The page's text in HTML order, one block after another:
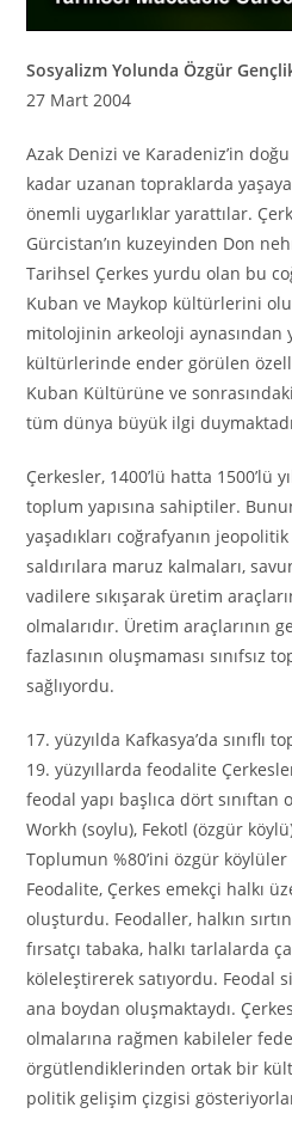
Sosyalizm Yolunda Özgür
27 Mart 2004
Azak Denizi ve Karadeniz’in
kadar uzanan topraklarda
önemli uygarlıklar yarattılar.
Gürcistan’ın kuzeyinden Don
Tarihsel Çerkes yurdu olan bu
Kuban ve Maykop kültürlerini
mitolojinin arkeoloji aynasından
kültürlerinde ender görülen
Kuban Kültürüne ve
tüm dünya büyük ilgi
Çerkesler, 1400’lü hatta 1500’lü
toplum yapısına sahiptiler.
yaşadıkları coğrafyanın
saldırılara maruz kalmaları,
vadilere sıkışarak üretim
olmalarıdır. Üretim araçlarının
fazlasının oluşmaması sınıfsız
sağlıyordu.
17. yüzyılda Kafkasya’da sınıflı
19. yüzyıllarda feodalite
feodal yapı başlıca dört sınıftan
Workh (soylu), Fekotl (özgür
Toplumun %80’ini özgür
Feodalite, Çerkes emekçi halkı
oluşturdu. Feodaller, halkın
fırsatçı tabaka, halkı tarlalarda
köleleştirerek satıyordu. Feodal
ana boydan oluşmaktaydı.
olmalarına rağmen kabileler
örgütlendiklerinden ortak bir
politik gelişim çizgisi